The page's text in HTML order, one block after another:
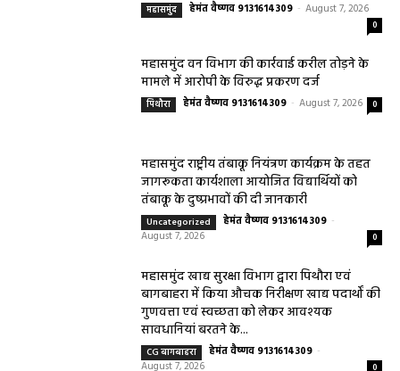
महासमुंद हेमंत वैष्णव 9131614309 - August 7, 2026
0
महासमुंद वन विभाग की कार्रवाई करील तोड़ने के
मामले में आरोपी के विरुद्ध प्रकरण दर्ज
पिथौरा हेमंत वैष्णव 9131614309 - August 7, 2026 0
महासमुंद राष्ट्रीय तंबाकू नियंत्रण कार्यक्रम के तहत
जागरूकता कार्यशाला आयोजित विद्यार्थियों को
तंबाकू के दुष्प्रभावों की दी जानकारी
Uncategorized हेमंत वैष्णव 9131614309 -
August 7, 2026
0
महासमुंद खाद्य सुरक्षा विभाग द्वारा पिथौरा एवं
बागबाहरा में किया औचक निरीक्षण खाद्य पदार्थों की
गुणवत्ता एवं स्वच्छता को लेकर आवश्यक
सावधानियां बरतने के...
CG बागबाहरा हेमंत वैष्णव 9131614309 -
August 7, 2026
0